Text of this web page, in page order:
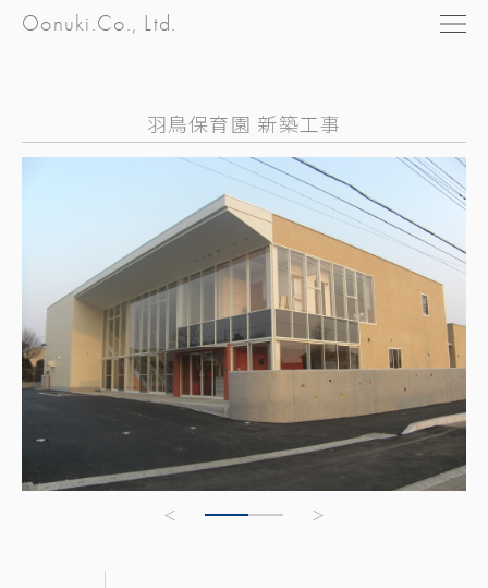
Oonuki.Co., Ltd.
羽鳥保育園 新築工事